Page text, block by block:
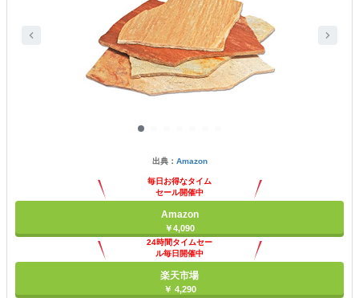
出典： Amazon
毎日お得なタイム
セール開催中
Amazon
￥4,090
24時間タイムセー
ル毎日開催中
楽天市場
￥ 4,290